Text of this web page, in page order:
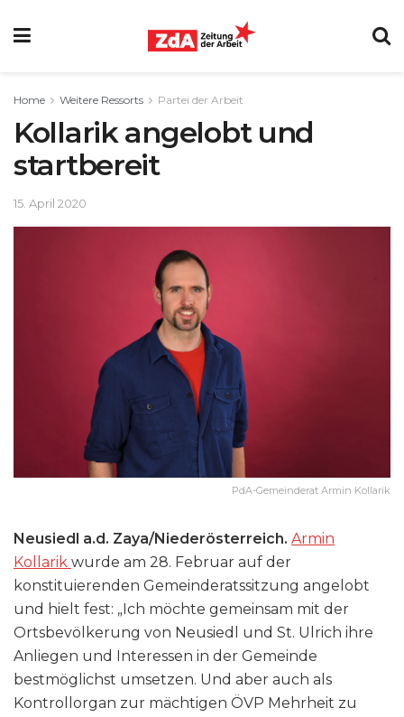
Home Weitere Ressorts Partei der Arbeit
Kollarik angelobt und
startbereit
15. April 2020
PdA-Gemeinderat Armin Kollarik
Neusiedl a.d. Zaya/Niederösterreich. Armin
Kollarik wurde am 28. Februar auf der
konstituierenden Gemeinderatssitzung angelobt
und hielt fest: „Ich möchte gemeinsam mit der
Ortsbevölkerung von Neusiedl und St. Ulrich ihre
Anliegen und Interessen in der Gemeinde
bestmöglichst umsetzen. Und aber auch als
Kontrollorgan zur mächtigen ÖVP Mehrheit zu